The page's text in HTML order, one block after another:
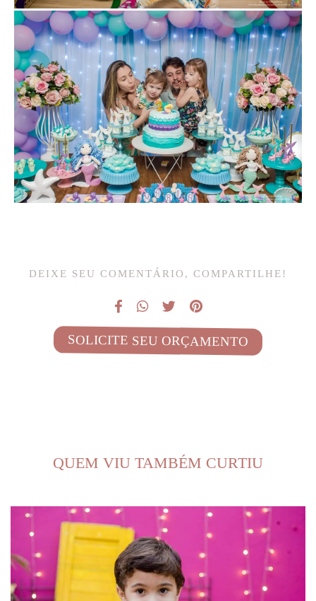
DEIXE SEU COMENTÁRIO, COMPARTILHE!
SOLICITE SEU ORÇAMENTO
QUEM VIU TAMBÉM CURTIU